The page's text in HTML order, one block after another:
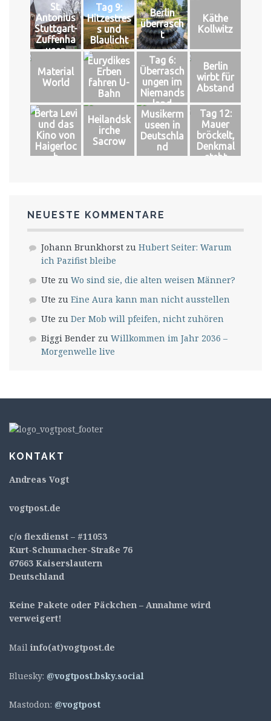
St.
Antonius
Stuttgart-
Zuffenha
usen
Tag 9:
Hitzestres
s und
Blaulicht
Berlin
überrasch
t
Käthe
Kollwitz
Material
World
Eurydikes
Erben
fahren U-
Bahn
Tag 6:
Überrasch
ungen im
Niemands
land
Berlin
wirbt für
Abstand
Berta Levi
und das
Kino von
Haigerloc
h
Heilandsk
irche
Sacrow
Musikerm
useen in
Deutschla
nd
Tag 12:
Mauer
bröckelt,
Denkmal
steht
NEUESTE KOMMENTARE
Johann Brunkhorst zu Hubert Seiter: Warum
ich Pazifist bleibe
Ute zu Wo sind sie, die alten weisen Männer?
Ute zu Eine Aura kann man nicht ausstellen
Ute zu Der Mob will pfeifen, nicht zuhören
Biggi Bender zu Willkommen im Jahr 2036 –
Morgenwelle live
KONTAKT
Andreas Vogt
vogtpost.de
c/o flexdienst – #11053
Kurt-Schumacher-Straße 76
67663 Kaiserslautern
Deutschland
Keine Pakete oder Päckchen – Annahme wird
verweigert!
Mail info(at)vogtpost.de
Bluesky: @vogtpost.bsky.social
Mastodon: @vogtpost